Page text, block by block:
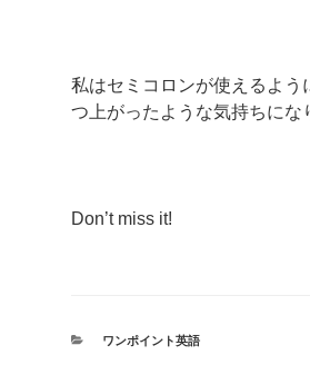
私はセミコロンが使えるよう
つ上がったような気持ちにな
Don’t miss it!
カ
ワンポイント英語